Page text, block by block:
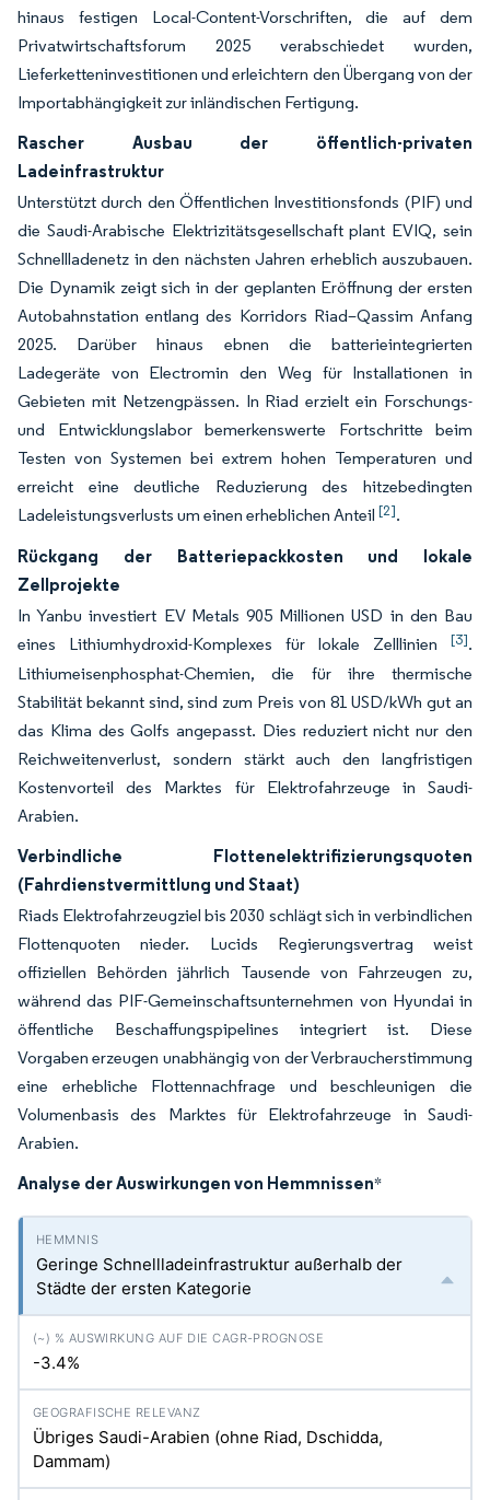
hinaus festigen Local-Content-Vorschriften, die auf dem
Privatwirtschaftsforum 2025 verabschiedet wurden,
Lieferketteninvestitionen und erleichtern den Übergang von der
Importabhängigkeit zur inländischen Fertigung.
Rascher Ausbau der öffentlich-privaten
Ladeinfrastruktur
Unterstützt durch den Öffentlichen Investitionsfonds (PIF) und
die Saudi-Arabische Elektrizitätsgesellschaft plant EVIQ, sein
Schnellladenetz in den nächsten Jahren erheblich auszubauen.
Die Dynamik zeigt sich in der geplanten Eröffnung der ersten
Autobahnstation entlang des Korridors Riad–Qassim Anfang
2025. Darüber hinaus ebnen die batterieintegrierten
Ladegeräte von Electromin den Weg für Installationen in
Gebieten mit Netzengpässen. In Riad erzielt ein Forschungs-
und Entwicklungslabor bemerkenswerte Fortschritte beim
Testen von Systemen bei extrem hohen Temperaturen und
erreicht eine deutliche Reduzierung des hitzebedingten
Ladeleistungsverlusts um einen erheblichen Anteil [2].
Rückgang der Batteriepackkosten und lokale
Zellprojekte
In Yanbu investiert EV Metals 905 Millionen USD in den Bau
eines Lithiumhydroxid-Komplexes für lokale Zelllinien [3].
Lithiumeisenphosphat-Chemien, die für ihre thermische
Stabilität bekannt sind, sind zum Preis von 81 USD/kWh gut an
das Klima des Golfs angepasst. Dies reduziert nicht nur den
Reichweitenverlust, sondern stärkt auch den langfristigen
Kostenvorteil des Marktes für Elektrofahrzeuge in Saudi-
Arabien.
Verbindliche Flottenelektrifizierungsquoten
(Fahrdienstvermittlung und Staat)
Riads Elektrofahrzeugziel bis 2030 schlägt sich in verbindlichen
Flottenquoten nieder. Lucids Regierungsvertrag weist
offiziellen Behörden jährlich Tausende von Fahrzeugen zu,
während das PIF-Gemeinschaftsunternehmen von Hyundai in
öffentliche Beschaffungspipelines integriert ist. Diese
Vorgaben erzeugen unabhängig von der Verbraucherstimmung
eine erhebliche Flottennachfrage und beschleunigen die
Volumenbasis des Marktes für Elektrofahrzeuge in Saudi-
Arabien.
Analyse der Auswirkungen von Hemmnissen*
Geringe Schnellladeinfrastruktur außerhalb der
Städte der ersten Kategorie
-3.4%
Übriges Saudi-Arabien (ohne Riad, Dschidda,
Dammam)